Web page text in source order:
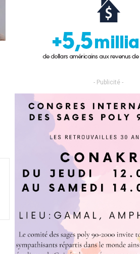
- Publicité -